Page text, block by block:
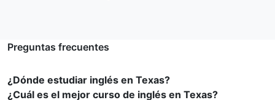
Preguntas frecuentes
¿Dónde estudiar inglés en Texas?
¿Cuál es el mejor curso de inglés en Texas?